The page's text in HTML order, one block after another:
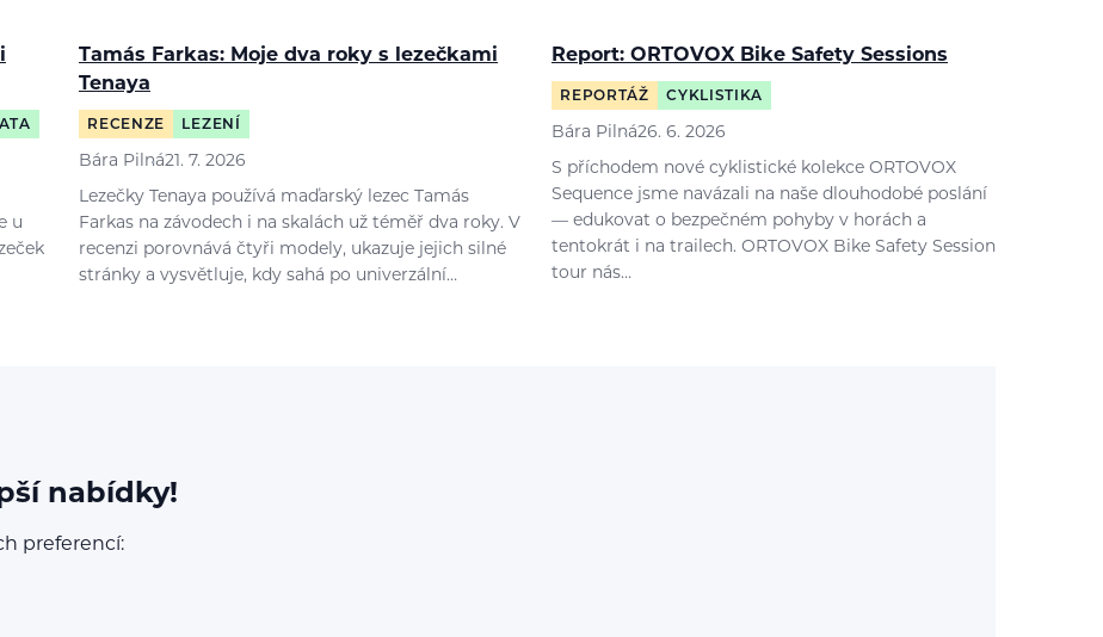
u
Tamás Farkas: Moje dva roky s lezečkami
Tenaya
RECENZE LEZENÍ
Bára Pilná21. 7. 2026
Lezečky Tenaya používá maďarský lezec Tamás
Farkas na závodech i na skalách už téměř dva roky. V
recenzi porovnává čtyři modely, ukazuje jejich silné
stránky a vysvětluje, kdy sahá po univerzální…
Report: ORTOVOX Bike Safety Sessions
REPORTÁŽ CYKLISTIKA
Bára Pilná26. 6. 2026
S příchodem nové cyklistické kolekce ORTOVOX
Sequence jsme navázali na naše dlouhodobé poslání
— edukovat o bezpečném pohyby v horách a
tentokrát i na trailech. ORTOVOX Bike Safety Session
tour nás…
nabídky!
preferencí: